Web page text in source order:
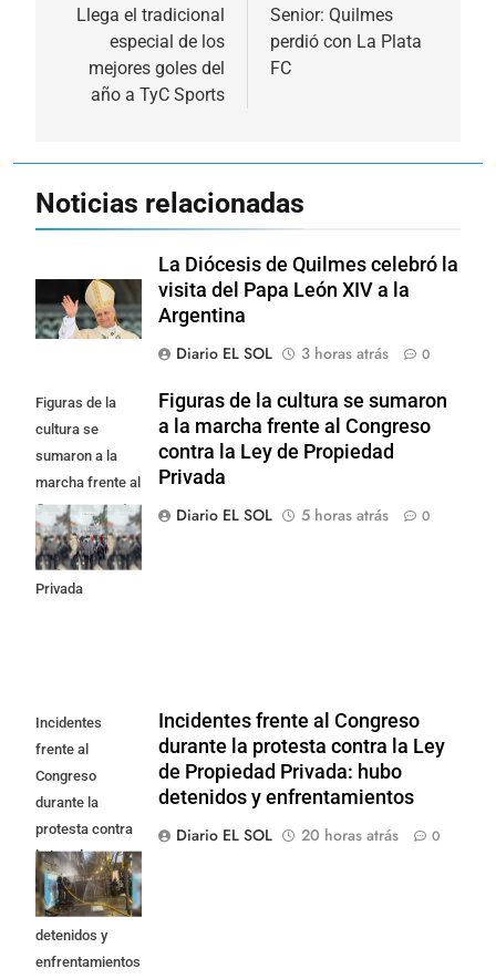
de
entradas
Llega el tradicional
especial de los
mejores goles del
año a TyC Sports
Senior: Quilmes
perdió con La Plata
FC
Noticias relacionadas
La Diócesis de Quilmes celebró la
visita del Papa León XIV a la
Argentina
Diario EL SOL
3 horas atrás 0
Figuras de la
cultura se
sumaron a la
marcha frente al
Congreso contra
la Ley de
Propiedad
Privada
Figuras de la cultura se sumaron
a la marcha frente al Congreso
contra la Ley de Propiedad
Privada
Diario EL SOL
5 horas atrás 0
Incidentes
frente al
Congreso
durante la
protesta contra
la Ley de
Propiedad
Privada: hubo
detenidos y
enfrentamientos
Incidentes frente al Congreso
durante la protesta contra la Ley
de Propiedad Privada: hubo
detenidos y enfrentamientos
Diario EL SOL
20 horas atrás 0